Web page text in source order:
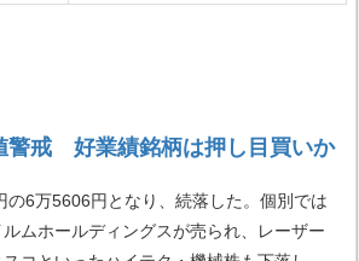
警戒 好業績銘柄は押し目買いか
の6万5606円となり、続落した。個別では
ムホールディングスが売られ、レーザー